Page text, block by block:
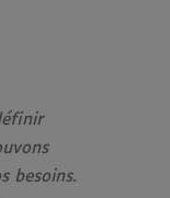
besoins.